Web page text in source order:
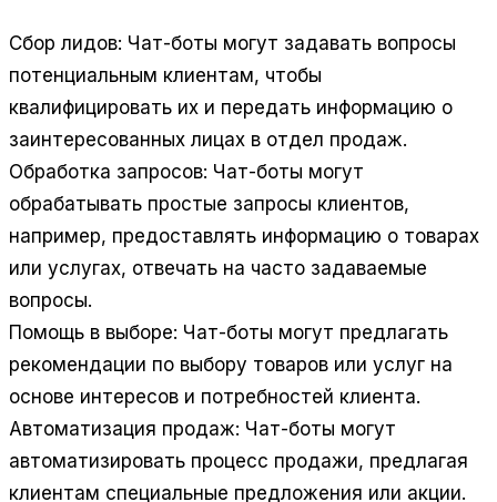
Сбор лидов: Чат-боты могут задавать вопросы
потенциальным клиентам, чтобы
квалифицировать их и передать информацию о
заинтересованных лицах в отдел продаж.
Обработка запросов: Чат-боты могут
обрабатывать простые запросы клиентов,
например, предоставлять информацию о товарах
или услугах, отвечать на часто задаваемые
вопросы.
Помощь в выборе: Чат-боты могут предлагать
рекомендации по выбору товаров или услуг на
основе интересов и потребностей клиента.
Автоматизация продаж: Чат-боты могут
автоматизировать процесс продажи, предлагая
клиентам специальные предложения или акции.